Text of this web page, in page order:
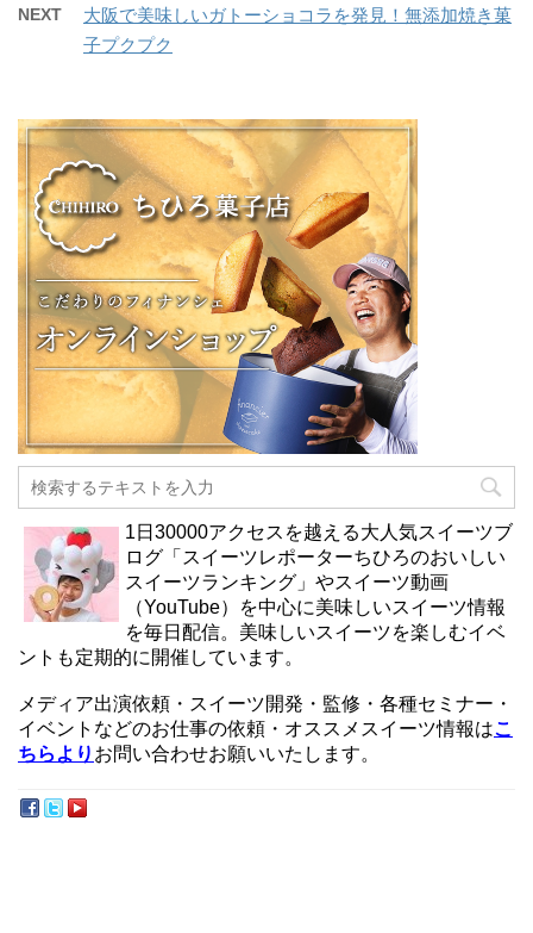
NEXT
大阪で美味しいガトーショコラを発見！無添加焼き菓
子プクプク
1日30000アクセスを越える大人気スイーツブ
ログ「スイーツレポーターちひろのおいしい
スイーツランキング」やスイーツ動画
（YouTube）を中心に美味しいスイーツ情報
を毎日配信。美味しいスイーツを楽しむイベ
ントも定期的に開催しています。
メディア出演依頼・スイーツ開発・監修・各種セミナー・
イベントなどのお仕事の依頼・オススメスイーツ情報はこ
ちらより お問い合わせお願いいたします。